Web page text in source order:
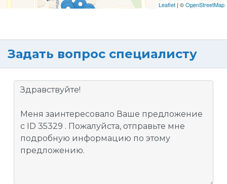
Leaflet | ©OpenStreetMap
Задать вопрос специалисту